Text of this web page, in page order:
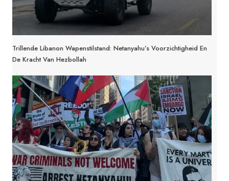
Trillende Libanon Wapenstilstand: Netanyahu’s Voorzichtigheid En
De Kracht Van Hezbollah